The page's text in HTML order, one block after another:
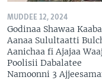
MUDDEE 12, 2024
Godinaa Shawaa
Aanaa Sulultaatti
Aanichaa fi Ajajaa
Poolisii Dabalatee
Namoonni 3